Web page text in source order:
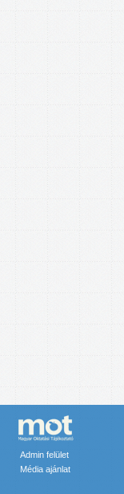
Admin felület
Média ajánlat